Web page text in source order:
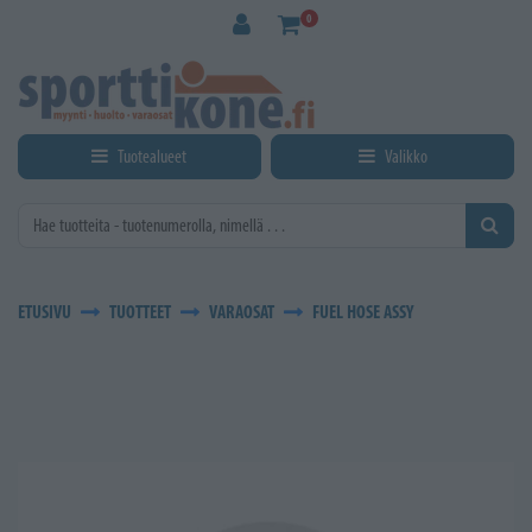
0
Tuotealueet Valikko
ETUSIVU TUOTTEET VARAOSAT FUEL HOSE ASSY